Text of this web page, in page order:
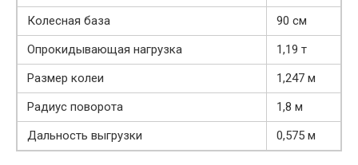
Колесная база
90 см
Опрокидывающая нагрузка
1,19 т
Размер колеи
1,247 м
Радиус поворота
1,8 м
Дальность выгрузки
0,575 м